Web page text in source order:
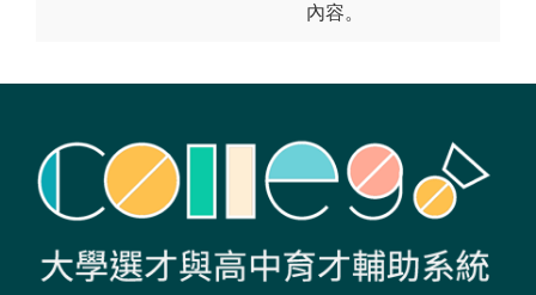
內容。